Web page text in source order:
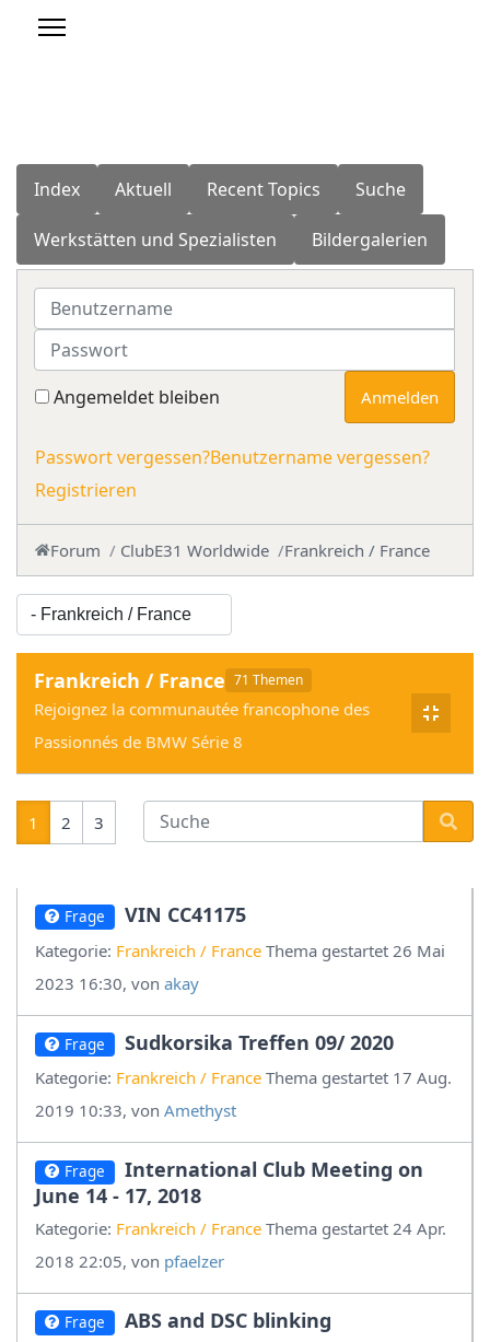
Index Aktuell Recent Topics Suche
Werkstätten und Spezialisten Bildergalerien
Benutzername
Passwort
Angemeldet bleiben Anmelden
Passwort vergessen?Benutzername vergessen?
Registrieren
Forum ClubE31 Worldwide Frankreich / France
Frankreich / France 71 Themen
Rejoignez la communautée francophone des
Passionnés de BMW Série 8
1 2 3
Frage VIN CC41175
Kategorie: Frankreich / France Thema gestartet 26 Mai
2023 16:30, von akay
Frage Sudkorsika Treffen 09/ 2020
Kategorie: Frankreich / France Thema gestartet 17 Aug.
2019 10:33, von Amethyst
Frage
International Club Meeting on
June 14 - 17, 2018
Kategorie: Frankreich / France Thema gestartet 24 Apr.
2018 22:05, von pfaelzer
Frage ABS and DSC blinking